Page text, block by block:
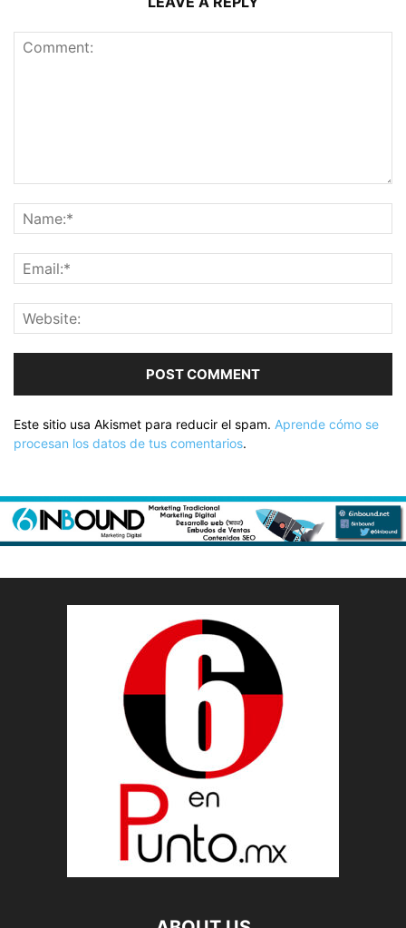
Este sitio usa Akismet para reducir el spam. Aprende cómo se
procesan los datos de tus comentarios.